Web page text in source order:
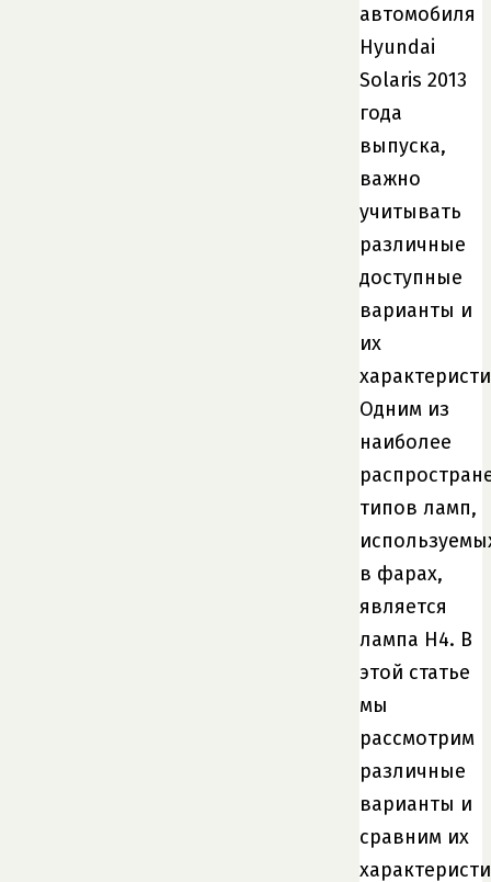
автомобиля
Hyundai
Solaris 2013
года
выпуска,
важно
учитывать
различные
доступные
варианты и
их
Одним из
наиболее
типов ламп,
в фарах,
является
лампа H4. В
этой статье
мы
рассмотрим
различные
варианты и
сравним их